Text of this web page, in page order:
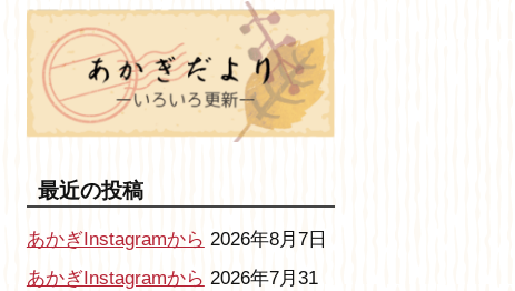
最近の投稿
あかぎInstagramから 2026年8月7日
あかぎInstagramから 2026年7月31